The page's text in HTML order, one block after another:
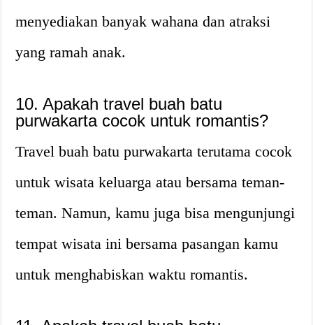
menyediakan banyak wahana dan atraksi
yang ramah anak.
10. Apakah travel buah batu
purwakarta cocok untuk romantis?
Travel buah batu purwakarta terutama cocok
untuk wisata keluarga atau bersama teman-
teman. Namun, kamu juga bisa mengunjungi
tempat wisata ini bersama pasangan kamu
untuk menghabiskan waktu romantis.